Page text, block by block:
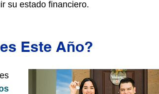
su estado financiero.
Este Año?